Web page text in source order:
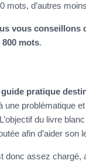
mots, d’autres
vous conseillons
800 mots.
pratique
une problématique et
du livre
afin d’aider son
donc assez chargé,